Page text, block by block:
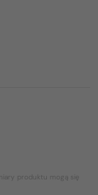
produktu mogą się